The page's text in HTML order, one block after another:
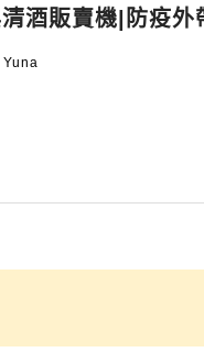
酒販賣機|防疫
Yuna